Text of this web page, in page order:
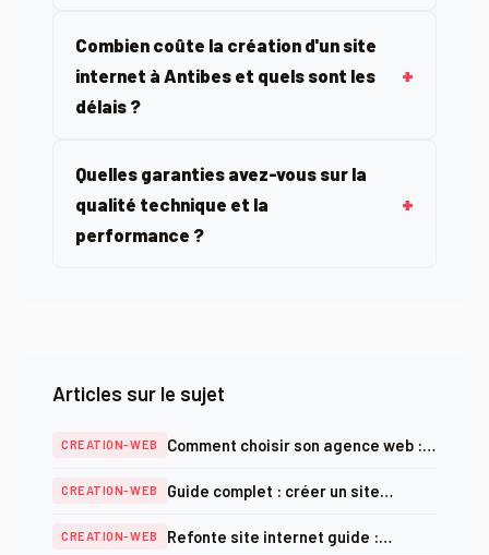
Combien coûte la création d'un site
internet à Antibes et quels sont les
délais ?
Quelles garanties avez-vous sur la
qualité technique et la
performance ?
Articles sur le sujet
CREATION-WEB
Comment choisir son agence web :
2025
CREATION-WEB
Guide complet : créer un site
CREATION-WEB
Refonte site internet guide :